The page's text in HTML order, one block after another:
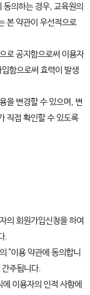
동의하는 경우, 교육원의
본 약관이 우선적으로
로 공지함으로써 이용자
함으로써 효력이 발생
을 변경할 수 있으며, 변
직접 확인할 수 있도록
의 회원가입신청을 하여
.
"이용 약관에 동의합니
주됩니다.
이용자의 인적 사항에